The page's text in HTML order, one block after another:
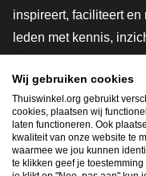
inspireert, faciliteert
leden met kennis,
innovatievere
shoppen slimmer.
Lid worden
Wij gebruiken cookies
Thuiswinkel.org gebruikt
cookies, plaatsen wij
laten functioneren. Ook
kwaliteit van onze website te
waarmee we jou kunnen
te klikken geef je